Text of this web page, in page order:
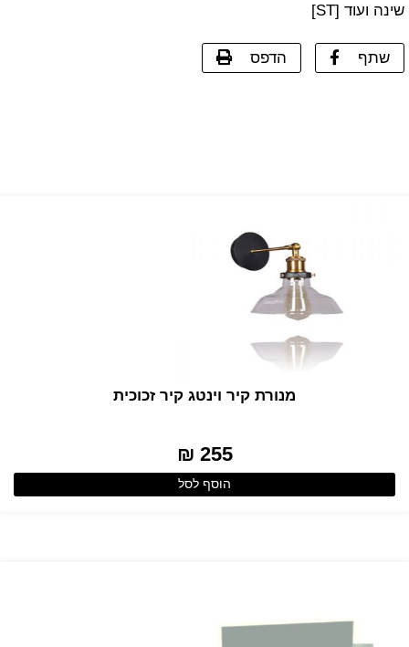
שינה ועוד [ST]
שתף הדפס
מנורת קיר וינטג קיר זכוכית
255 ₪
הוסף לסל